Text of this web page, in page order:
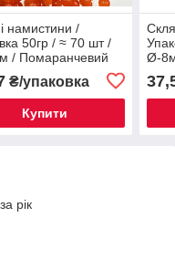
намистини /
50гр / ≈ 70 шт /
/ Помаранчевий
₴/упаковка
Купити
Ø-
рік